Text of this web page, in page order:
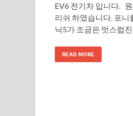
EV6 전기차 입니다.
리쉬 하였습니다. 포
닉5가 조금은 멋스럽진
READ MORE